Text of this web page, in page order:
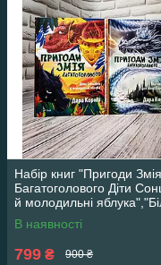
Набір книг "Пригоди Змія
Багатоголового Діти
й молодильні
перлини для Білої
В наявності
799 ₴ 900 ₴